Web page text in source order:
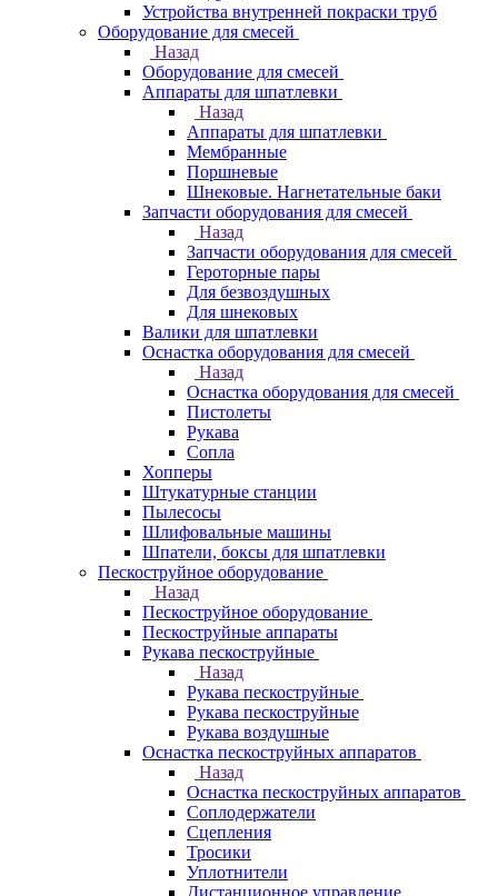
Устройства внутренней покраски труб
Оборудование для смесей
Назад
Оборудование для смесей
Аппараты для шпатлевки
Назад
Аппараты для шпатлевки
Мембранные
Поршневые
Шнековые. Нагнетательные баки
Запчасти оборудования для смесей
Назад
Запчасти оборудования для смесей
Героторные пары
Для безвоздушных
Для шнековых
Валики для шпатлевки
Оснастка оборудования для смесей
Назад
Оснастка оборудования для смесей
Пистолеты
Рукава
Сопла
Хопперы
Штукатурные станции
Пылесосы
Шлифовальные машины
Шпатели, боксы для шпатлевки
Пескоструйное оборудование
Назад
Пескоструйное оборудование
Пескоструйные аппараты
Рукава пескоструйные
Назад
Рукава пескоструйные
Рукава пескоструйные
Рукава воздушные
Оснастка пескоструйных аппаратов
Назад
Оснастка пескоструйных аппаратов
Соплодержатели
Сцепления
Тросики
Уплотнители
Дистанционное управление